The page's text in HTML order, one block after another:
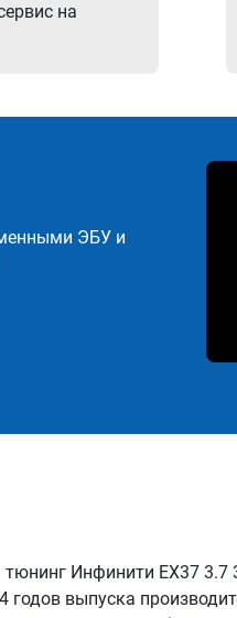
на
ЭБУ и
тюнинг Инфинити EX37 3.7
годов выпуска